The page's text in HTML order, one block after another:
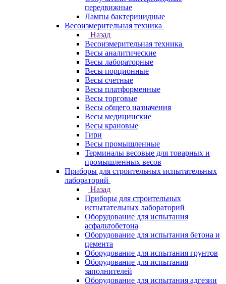
передвижные
Лампы бактерицидные
Весоизмерительная техника
Назад
Весоизмерительная техника
Весы аналитические
Весы лабораторные
Весы порционные
Весы счетные
Весы платформенные
Весы торговые
Весы общего назначения
Весы медицинские
Весы крановые
Гири
Весы промышленные
Терминалы весовые для товарных и
промышленных весов
Приборы для строительных испытательных
лабораторий
Назад
Приборы для строительных
испытательных лабораторий
Оборудование для испытания
асфальтобетона
Оборудование для испытания бетона и
цемента
Оборудование для испытания грунтов
Оборудование для испытания
заполнителей
Оборудование для испытания адгезии